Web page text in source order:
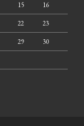
15 16
22 23
29 30